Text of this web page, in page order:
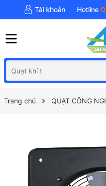
Tài khoản Hotline
Trang chủ QUẠT CÔNG